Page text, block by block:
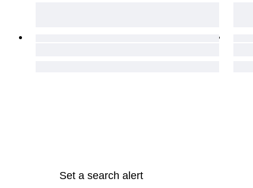
Set a search alert